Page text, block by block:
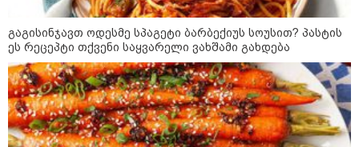
ინტერნეტში ამაღელვებელი
კადრები ვრცელდება - როგორ
გადაარჩინა 56 წლის კაცმა
ბავშვები აბობოქრებულ ზღვაში
დახრჩობას
კატეგორიის ყველა სიახლე
გაგისინჯავთ ოდესმე სპაგეტი ბარბექიუს სოუსით? პასტის
ეს რეცეპტი თქვენი საყვარელი ვახშამი გახდება